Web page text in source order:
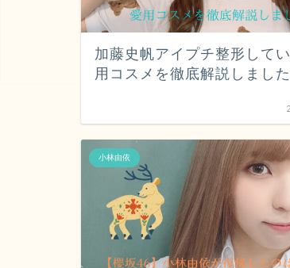
加藤史帆アイプチ整形して
用コスメを徹底解説しました
小林由依